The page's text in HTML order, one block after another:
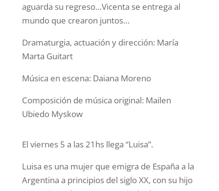
aguarda su regreso…Vicenta se entrega al
mundo que crearon juntos…
Dramaturgia, actuación y dirección: María
Marta Guitart
Música en escena: Daiana Moreno
Composición de música original: Mailen
Ubiedo Myskow
El viernes 5 a las 21hs llega “Luisa”.
Luisa es una mujer que emigra de España a la
Argentina a principios del siglo XX, con su hijo